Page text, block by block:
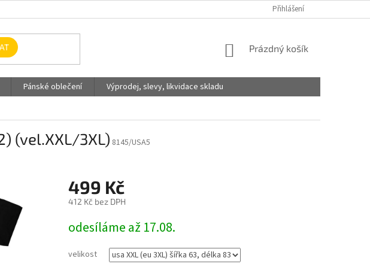
Přihlášení
NÁKUPNÍ
Prázdný košík
Pánské oblečení
Výprodej, slevy, likvidace skladu
(vel.XXL/3XL) 8145/USA5
499 Kč
412 Kč bez DPH
cena:
odesíláme až 17.08.
velikost